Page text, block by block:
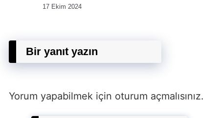
17 Ekim 2024
Bir yanıt yazın
Yorum yapabilmek için oturum açmalısınız.